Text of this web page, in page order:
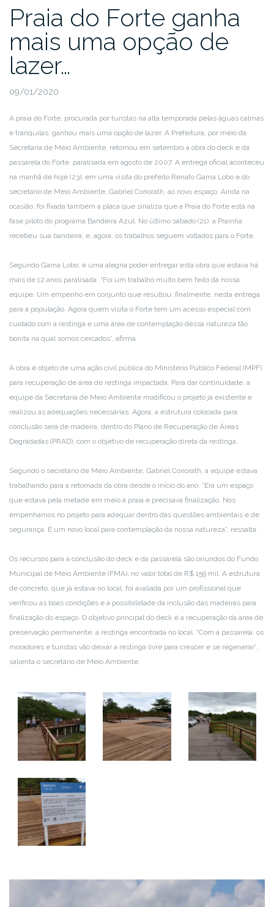
Praia do Forte ganha
mais uma opção de
lazer…
09/01/2020
A praia do Forte, procurada por turistas na alta temporada pelas águas calmas
e tranquilas, ganhou mais uma opção de lazer. A Prefeitura, por meio da
Secretaria de Meio Ambiente, retomou em setembro a obra do deck e da
passarela do Forte, paralisada em agosto de 2007. A entrega oficial aconteceu
na manhã de hoje (23), em uma visita do prefeito Renato Gama Lobo e do
secretário de Meio Ambiente, Gabriel Conorath, ao novo espaço. Ainda na
ocasião, foi fixada também a placa que sinaliza que a Praia do Forte está na
fase piloto do programa Bandeira Azul. No último sábado (21), a Prainha
recebeu sua bandeira, e, agora, os trabalhos seguem voltados para o Forte.
Segundo Gama Lobo, é uma alegria poder entregar esta obra que estava há
mais de 12 anos paralisada. “Foi um trabalho muito bem feito da nossa
equipe. Um empenho em conjunto que resultou, finalmente, nesta entrega
para a população. Agora quem visita o Forte tem um acesso especial com
cuidado com a restinga e uma área de contemplação dessa natureza tão
bonita na qual somos cercados”, afirma.
A obra é objeto de uma ação civil pública do Ministério Público Federal (MPF)
para recuperação de área de restinga impactada. Para dar continuidade, a
equipe da Secretaria de Meio Ambiente modificou o projeto já existente e
realizou as adequações necessárias. Agora, a estrutura colocada para
conclusão será de madeira, dentro do Plano de Recuperação de Áreas
Degradadas (PRAD), com o objetivo de recuperação direta da restinga.
Segundo o secretário de Meio Ambiente, Gabriel Conorath, a equipe estava
trabalhando para a retomada da obra desde o início do ano. “Era um espaço
que estava pela metade em meio à praia e precisava finalização. Nos
empenhamos no projeto para adequar dentro das questões ambientais e de
segurança. É um novo local para contemplação da nossa natureza”, ressalta.
Os recursos para a conclusão do deck e da passarela são oriundos do Fundo
Municipal de Meio Ambiente (FMA), no valor total de R$ 159 mil. A estrutura
de concreto, que já estava no local, foi avaliada por um profissional que
verificou as boas condições e a possibilidade da inclusão das madeiras para
finalização do espaço. O objetivo principal do deck é a recuperação da área de
preservação permanente, a restinga encontrada no local. “Com a passarela, os
moradores e turistas vão deixar a restinga livre para crescer e se regenerar”,
salienta o secretário de Meio Ambiente.